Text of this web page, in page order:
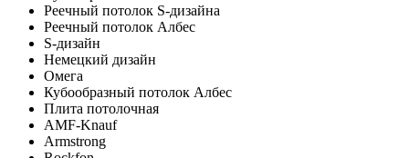
Реечный потолок S-дизайна
Реечный потолок Албес
S-дизайн
Немецкий дизайн
Омега
Кубообразный потолок Албес
Плита потолочная
AMF-Knauf
Armstrong